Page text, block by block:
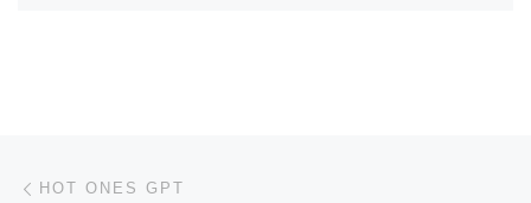
文章导航
HOT ONES GPT